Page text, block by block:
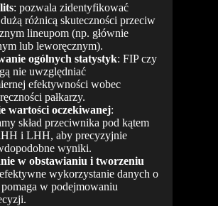
: pozwala zidentyfikować
różnicą skuteczności przeciw
lineupom (np. głównie
lub leworęcznym).
ogólnych statystyk: FIP czy
nie uwzględniać
efektywności wobec
pałkarzy.
wartości oczekiwanej:
skład przeciwnika pod kątem
i LHH, aby precyzyjnie
wyniki.
w obstawianiu i tworzeniu
wykorzystanie danych o
w podejmowaniu